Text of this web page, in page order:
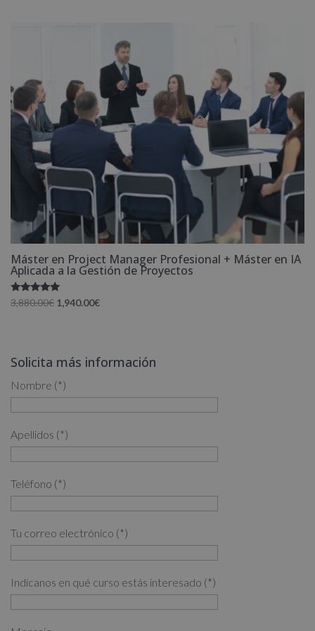
1,940.00€.
Máster en Project Manager Profesional + Máster en IA
Aplicada a la Gestión de Proyectos
Valorado
con
3,880.00€ El
3,880.00€.
1,940.00€El
1,940.00€.
Solicita más información
Nombre (*)
Apellidos (*)
Teléfono (*)
Tu correo electrónico (*)
Indícanos en qué curso estás interesado (*)